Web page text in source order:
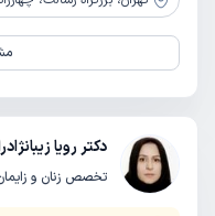
دکتر رویا
تخصص زنان و